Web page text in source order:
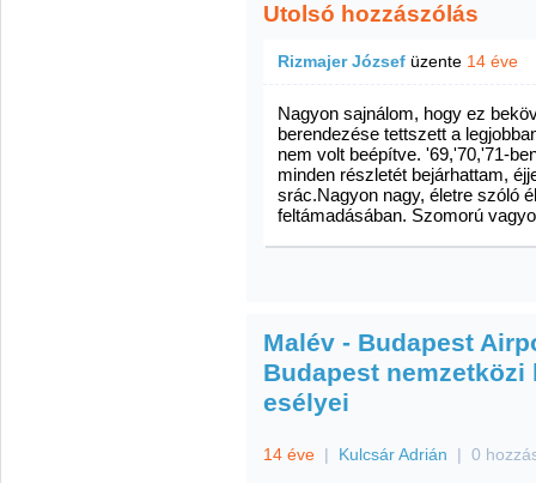
Utolsó hozzászólás
Rizmajer József üzente 14 éve
Nagyon sajnálom, hogy ez
berendezése tettszett a
nem volt beépítve. '69,'70,'71-
minden részletét bejárhattam,
srác.Nagyon nagy, életre szóló
feltámadásában. Szomorú
Malév - Budapest
Budapest
esélyei
14 éve | Kulcsár Adrián | 0